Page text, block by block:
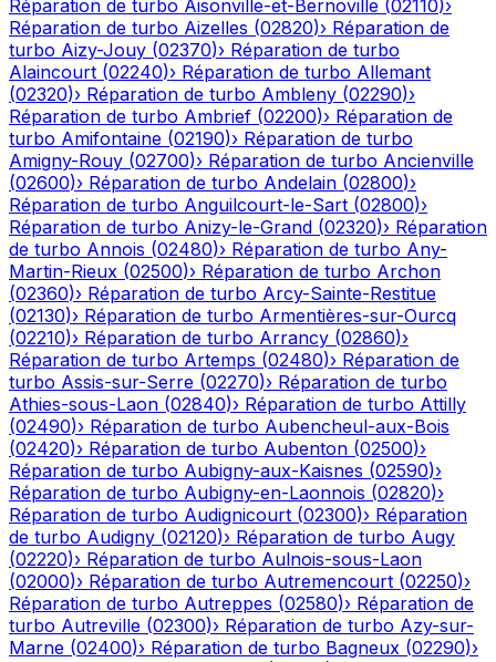
Réparation de turbo Aisonville-et-Bernoville (02110)›
Réparation de turbo Aizelles (02820)› Réparation de
turbo Aizy-Jouy (02370)› Réparation de turbo
Alaincourt (02240)› Réparation de turbo Allemant
(02320)› Réparation de turbo Ambleny (02290)›
Réparation de turbo Ambrief (02200)› Réparation de
turbo Amifontaine (02190)› Réparation de turbo
Amigny-Rouy (02700)› Réparation de turbo Ancienville
(02600)› Réparation de turbo Andelain (02800)›
Réparation de turbo Anguilcourt-le-Sart (02800)›
Réparation de turbo Anizy-le-Grand (02320)› Réparation
de turbo Annois (02480)› Réparation de turbo Any-
Martin-Rieux (02500)› Réparation de turbo Archon
(02360)› Réparation de turbo Arcy-Sainte-Restitue
(02130)› Réparation de turbo Armentières-sur-Ourcq
(02210)› Réparation de turbo Arrancy (02860)›
Réparation de turbo Artemps (02480)› Réparation de
turbo Assis-sur-Serre (02270)› Réparation de turbo
Athies-sous-Laon (02840)› Réparation de turbo Attilly
(02490)› Réparation de turbo Aubencheul-aux-Bois
(02420)› Réparation de turbo Aubenton (02500)›
Réparation de turbo Aubigny-aux-Kaisnes (02590)›
Réparation de turbo Aubigny-en-Laonnois (02820)›
Réparation de turbo Audignicourt (02300)› Réparation
de turbo Audigny (02120)› Réparation de turbo Augy
(02220)› Réparation de turbo Aulnois-sous-Laon
(02000)› Réparation de turbo Autremencourt (02250)›
Réparation de turbo Autreppes (02580)› Réparation de
turbo Autreville (02300)› Réparation de turbo Azy-sur-
Marne (02400)› Réparation de turbo Bagneux (02290)›